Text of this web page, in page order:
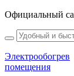
Официальный
Электрообогрев
помещения